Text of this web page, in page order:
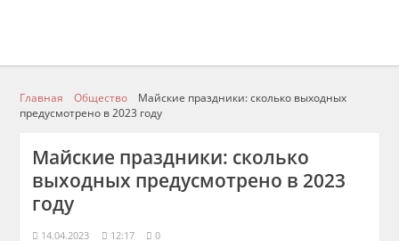
Главная Общество
Майские праздники: сколько выходных
предусмотрено в 2023 году
Майские праздники: сколько
выходных предусмотрено в 2023
году
14.04.2023 12:17 0